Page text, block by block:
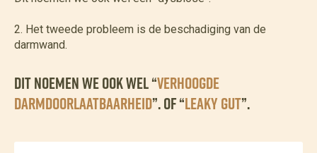
2. Het tweede probleem is de beschadiging van de
darmwand.
Dit noemen we ook wel “verhoogde
darmdoorlaatbaarheid”. Of “leaky gut”.